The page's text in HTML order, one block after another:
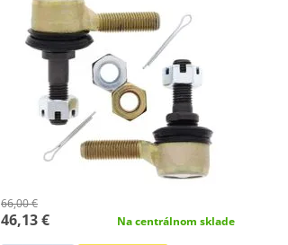
66,00 €
46,13 € Na centrálnom sklade